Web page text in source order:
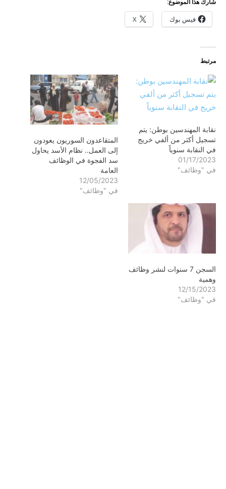
شارك هذا الموضوع:
فيس بوك X
مرتبط
نقابة المهندسين بوطن: يتم
تسجيل أكثر من ألفي خريج
في النقابة سنوياً
01/17/2023
في "وظائف"
المتقاعدون السوريون يعودون
إلى العمل.. نظام الأسد يحاول
سد الفجوة في الوظائف
العامة
12/05/2023
في "وظائف"
السجن 7 سنوات لنشر وظائف
وهمية
12/15/2023
في "وظائف"